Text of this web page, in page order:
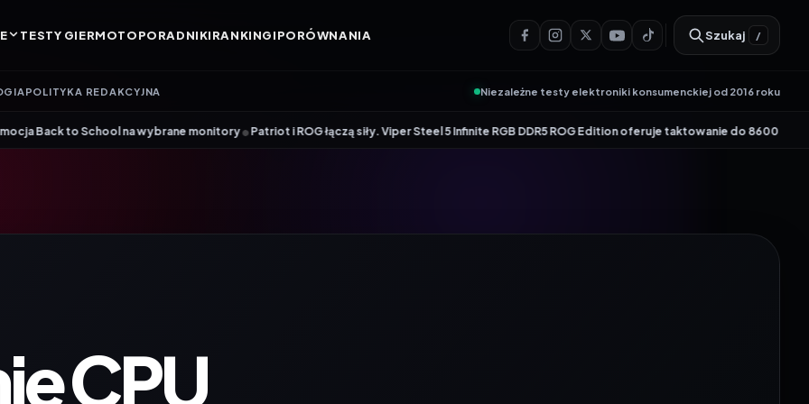
TESTY GIERMOTOPORADNIKIRANKINGIPORÓWNANIA Szukaj /
POLITYKA REDAKCYJNA Niezależne testy elektroniki konsumenckiej od 2016 roku
na wybrane monitory•Patriot i ROG łączą siły. Viper Steel 5 Infinite RGB DDR5 ROG Edition oferuje taktowanie do 8600 MT/s•Genesis
CPU